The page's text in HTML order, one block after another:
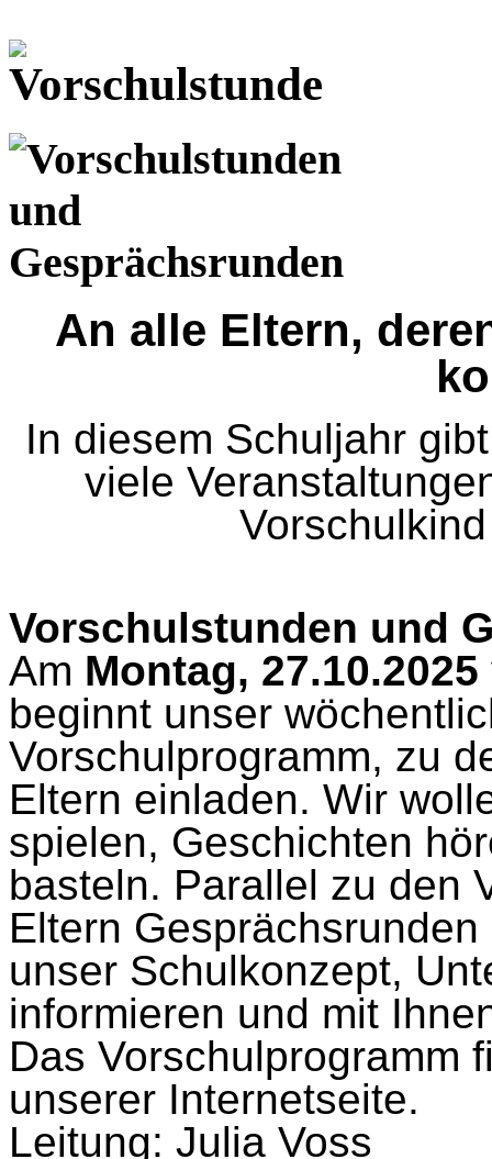
An alle Eltern,
In diesem Schuljahr
viele
Vorschulstunden und
Am Montag,
beginnt unser
Vorschulprogramm, zu
Eltern einladen. Wir
spielen, Geschichten
basteln. Parallel zu den
Eltern
unser Schulkonzept,
informieren und mit
Das Vorschulprogramm
unserer Internetseite.
Leitung: Julia Voss